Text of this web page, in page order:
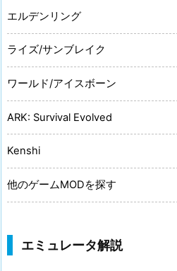
エルデンリング
ライズ/サンブレイク
ワールド/アイスボーン
ARK: Survival Evolved
Kenshi
他のゲームMODを探す
エミュレータ解説